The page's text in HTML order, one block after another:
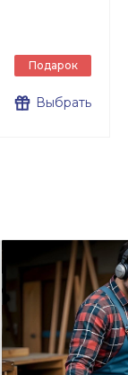
Подарок
Выбрать